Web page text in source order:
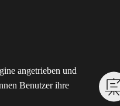
angetrieben und
Benutzer ihre